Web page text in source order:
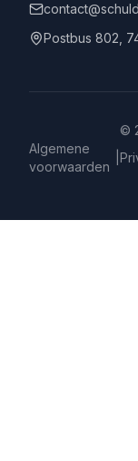
Postbus 802,
©
Algemene
voorwaarden